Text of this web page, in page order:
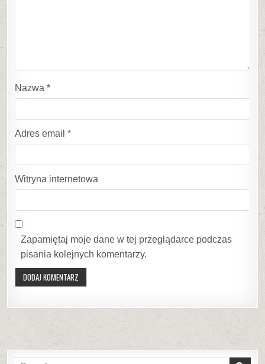
Nazwa*
Adres email*
Witryna internetowa
Zapamiętaj moje dane w tej przeglądarce podczas
pisania kolejnych komentarzy.